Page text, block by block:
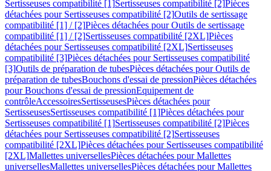
Sertisseuses compatibilité [1]Sertisseuses compatibilité [2]Pièces
détachées pour Sertisseuses compatibilité [2]Outils de sertissage
compatibilité [1] / [2]Pièces détachées pour Outils de sertissage
compatibilité [1] / [2]Sertisseuses compatibilité [2XL]Pièces
détachées pour Sertisseuses compatibilité [2XL]Sertisseuses
compatibilité [3]Pièces détachées pour Sertisseuses compatibilité
[3]Outils de préparation de tubesPièces détachées pour Outils de
préparation de tubesBouchons d'essai de pressionPièces détachées
pour Bouchons d'essai de pressionEquipement de
contrôleAccessoiresSertisseusesPièces détachées pour
SertisseusesSertisseuses compatibilité [1]Pièces détachées pour
Sertisseuses compatibilité [1]Sertisseuses compatibilité [2]Pièces
détachées pour Sertisseuses compatibilité [2]Sertisseuses
compatibilité [2XL]Pièces détachées pour Sertisseuses compatibilité
[2XL]Mallettes universellesPièces détachées pour Mallettes
universellesMallettes universellesPièces détachées pour Mallettes